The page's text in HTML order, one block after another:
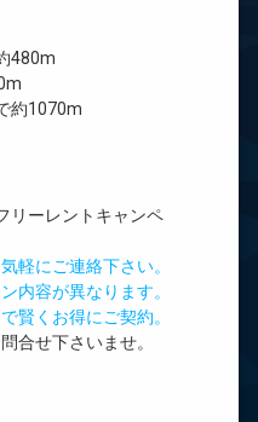
480m
約1070m
リーレント キャンペ
軽にご連絡下さい。
内容が異なります。
賢くお得にご契約。
合せ下さいませ。